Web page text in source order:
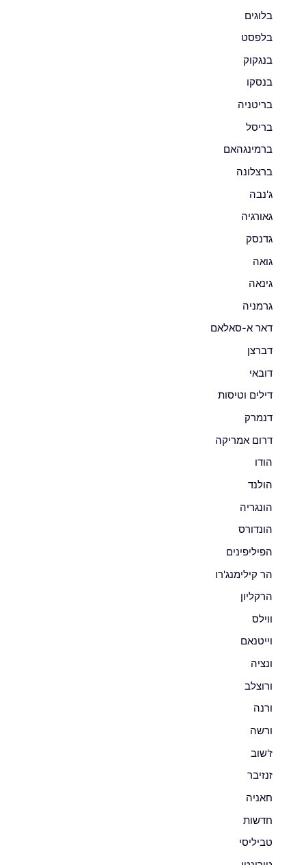
בלוגים
בלפסט
בנגקוק
בנסקו
בריטניה
בריסל
ברמינגהאם
ברצלונה
ג'נבה
גאורגיה
גדנסק
גואה
גינאה
גרמניה
דאר א-סאלאם
דברצן
דובאי
דילים וטיסות
דנמרק
דרום אמריקה
הודו
הולנד
הונגריה
הונדורס
הפיליפינים
הר קילימנג'רו
הרקליון
ווילס
וייטנאם
ונציה
ורוצלב
ורנה
ורשה
ז'שוב
זנזיבר
חאניה
חדשות
טביליסי